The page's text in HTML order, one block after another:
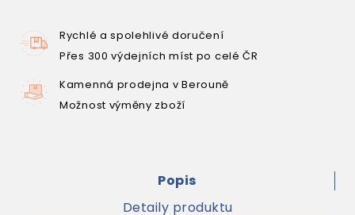
Rychlé a spolehlivé doručení
Přes 300 výdejních míst po celé ČR
Kamenná prodejna v Berouně
Možnost výměny zboží
Popis
Detaily produktu